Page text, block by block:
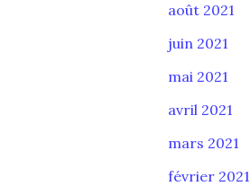
août 2021
juin 2021
mai 2021
avril 2021
mars 2021
février 2021